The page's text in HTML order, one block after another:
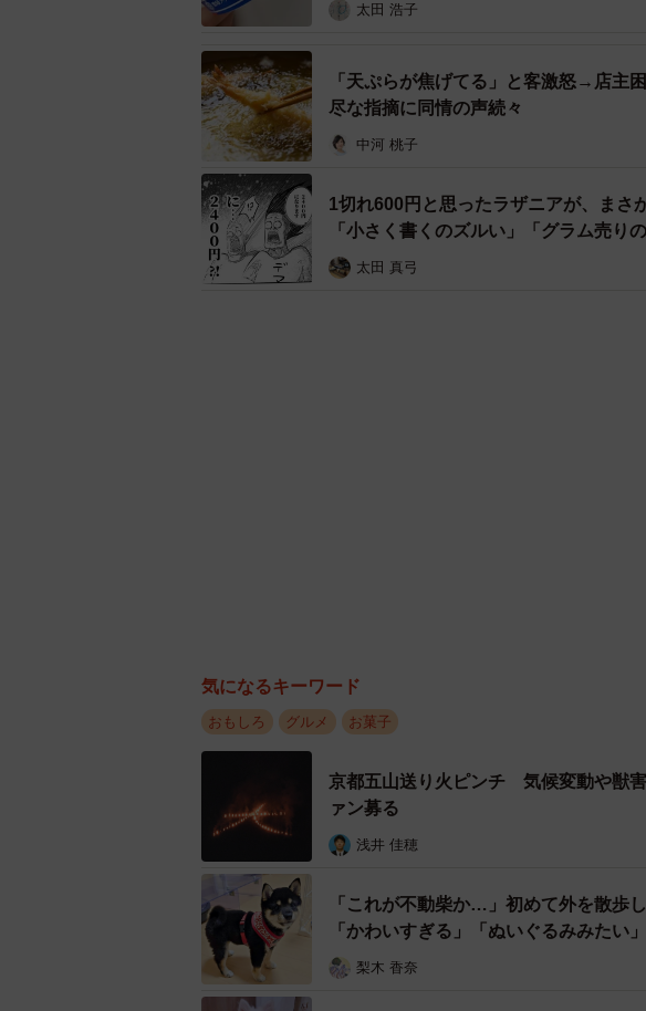
太田 浩子
「天ぷらが焦げてる」と客激怒→店
尽な指摘に同情の声続々
中河 桃子
1切れ600円と思ったラザニアが、ま
「小さく書くのズルい」「グラム売り
太田 真弓
気になるキーワード
おもしろ グルメ お菓子
京都五山送り火ピンチ 気候変動や獣
ァン募る
浅井 佳穂
「これが不動柴か…」初めて外を散
「かわいすぎる」「ぬいぐるみみたい」
梨木 香奈